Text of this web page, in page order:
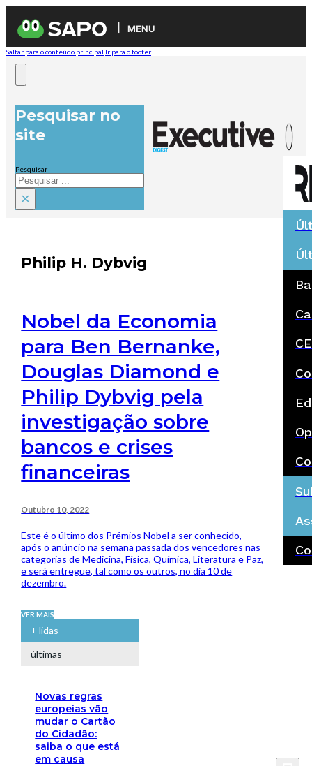
MENU
Saltar para o conteúdo principal Ir para o footer
Pesquisar no
site
Pesquisar
×
Philip H. Dybvig
Nobel da Economia
para Ben Bernanke,
Douglas Diamond e
Philip Dybvig pela
investigação sobre
bancos e crises
financeiras
Outubro 10, 2022
Este é o último dos Prémios Nobel a ser conhecido,
após o anúncio na semana passada dos vencedores nas
categorias de Medicina, Física, Química, Literatura e Paz,
e será entregue, tal como os outros, no dia 10 de
dezembro.
VER MAIS
+ lidas
últimas
Novas regras
europeias vão
mudar o Cartão
do Cidadão:
saiba o que está
em causa